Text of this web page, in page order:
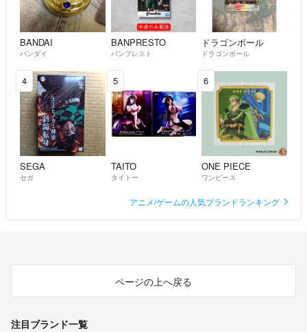
BANDAI
バンダイ
BANPRESTO
バンプレスト
ドラゴンボール
ドラゴンボール
4
SEGA
セガ
5
TAITO
タイトー
6
ONE PIECE
ワンピース
アニメ/ゲームの人気ブランドランキング
ページの上へ戻る
注目ブランド一覧